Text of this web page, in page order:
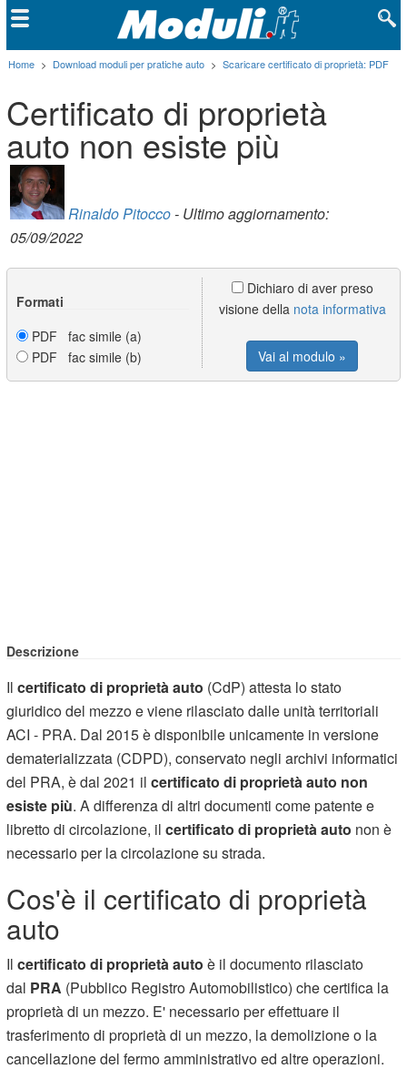
Home > Download moduli per pratiche auto > Scaricare certificato di proprietà: PDF
Certificato di proprietà
auto non esiste più
Rinaldo Pitocco- Ultimo aggiornamento:
05/09/2022
Formati
PDF fac simile (a)
PDF fac simile (b)
Dichiaro di aver preso
visione della nota informativa
Vai al modulo »
Descrizione
Ilcertificato di proprietà auto (CdP) attesta lo stato
giuridico del mezzo e viene rilasciato dalle unità territoriali
ACI - PRA. Dal 2015 è disponibile unicamente in versione
dematerializzata (CDPD), conservato negli archivi informatici
del PRA, è dal 2021 ilcertificato di proprietà auto non
esiste più. A differenza di altri documenti come patente e
libretto di circolazione, ilcertificato di proprietà auto non è
necessario per la circolazione su strada.
Cos'è il certificato di proprietà
auto
Ilcertificato di proprietà auto è il documento rilasciato
dal PRA (Pubblico Registro Automobilistico) che certifica la
proprietà di un mezzo. E' necessario per effettuare il
trasferimento di proprietà di un mezzo, la demolizione o la
cancellazione del fermo amministrativo ed altre operazioni.